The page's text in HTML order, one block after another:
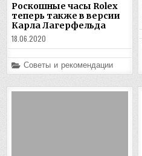
Роскошные часы Rolex
теперь также в версии
Карла Лагерфельда
18.06.2020
Posted
in
Советы и рекомендации